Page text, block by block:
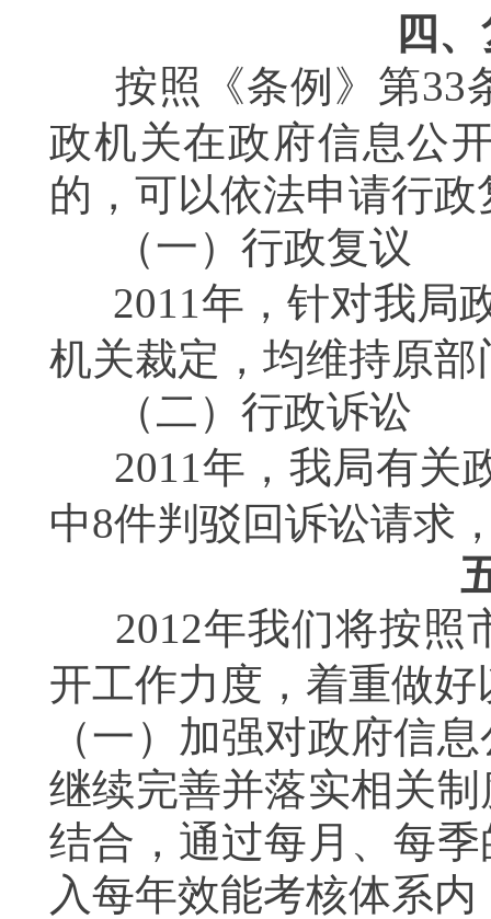
四
按照《条例》第33
政机关在政府信息公
的，可以依法申请行
（一）行政复议
2011年，针对我局
机关裁定，均维持原
（二）行政诉讼
2011年，我局有关
中8件判驳回诉讼请求
2012年我们将按照
开工作力度，着重做
（一）加强对政府信
继续完善并落实相关
结合，通过每月、每
入每年效能考核体系